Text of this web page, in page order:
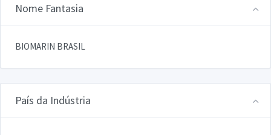
Nome Fantasia
BIOMARIN BRASIL
País da Indústria